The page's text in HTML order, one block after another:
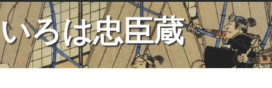
いろは忠臣蔵